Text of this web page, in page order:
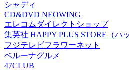
シャディ
CD&DVD NEOWING
エレコムダイレクトショップ
集英社 HAPPY PLUS STORE（ハ
フジテレビフラワーネット
ベルーナグルメ
47CLUB